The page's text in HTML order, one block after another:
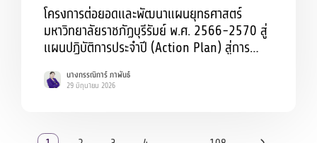
โครงการต่อยอดและพัฒนาแผนยุทธศาสตร์
มหาวิทยาลัยราชภัฏบุรีรัมย์ พ.ศ. 2566-2570 สู่
แผนปฏิบัติการประจำปี (Action Plan) สู่การ
บุคลากรทุกระดับภายในมหาวิทยาลัยราชภัฏ
นางกรรณิการ์ ภาพันธ์
29 มิถุนายน 2026